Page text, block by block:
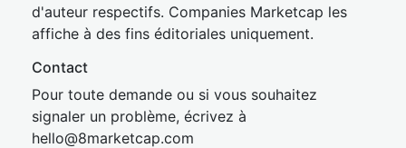
d'auteur respectifs. Companies Marketcap les
affiche à des fins éditoriales uniquement.
Contact
Pour toute demande ou si vous souhaitez
signaler un problème, écrivez à
hello@8marketcap.com